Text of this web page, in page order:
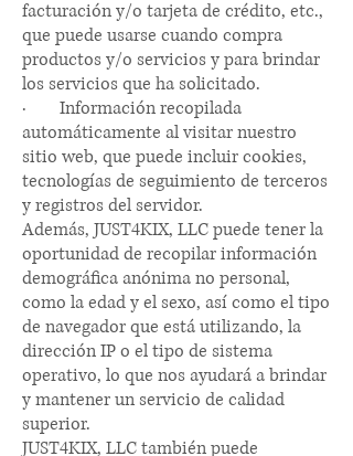
facturación y/o tarjeta de crédito, etc.,
que puede usarse cuando compra
productos y/o servicios y para brindar
los servicios que ha solicitado.
·
Información recopilada
automáticamente al visitar nuestro
sitio web, que puede incluir cookies,
tecnologías de seguimiento de terceros
y registros del servidor.
Además, JUST4KIX, LLC puede tener la
oportunidad de recopilar información
demográfica anónima no personal,
como la edad y el sexo, así como el tipo
de navegador que está utilizando, la
dirección IP o el tipo de sistema
operativo, lo que nos ayudará a brindar
y mantener un servicio de calidad
superior.
JUST4KIX, LLC también puede